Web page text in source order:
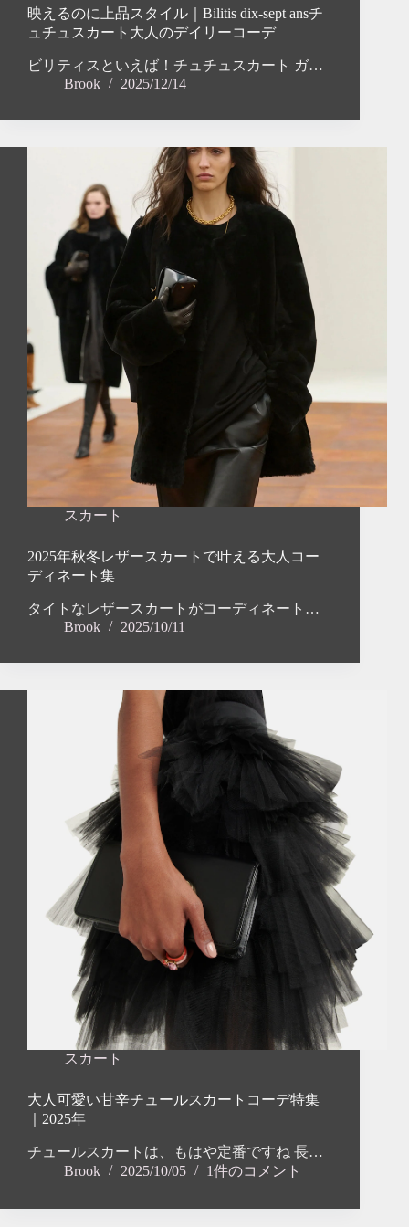
映えるのに上品スタイル｜Bilitis dix-sept ansチ
ュチュスカート大人のデイリーコーデ
ビリティスといえば！チュチュスカート ガ…
Brook
2025/12/14
スカート
2025年秋冬レザースカートで叶える大人コー
ディネート集
タイトなレザースカートがコーディネート…
Brook
2025/10/11
スカート
大人可愛い甘辛チュールスカートコーデ特集
｜2025年
チュールスカートは、もはや定番ですね 長…
Brook
2025/10/05 1件のコメント